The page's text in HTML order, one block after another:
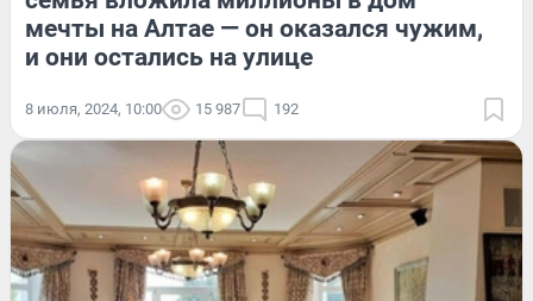
мечты на Алтае — он оказался чужим,
и они остались на улице
8 июля, 2024, 10:00 15 987 192